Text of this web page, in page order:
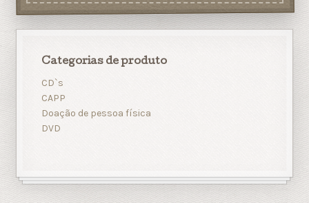
Categorias de produto
CD`s
CAPP
Doação de pessoa física
DVD